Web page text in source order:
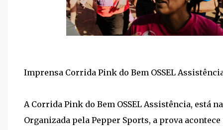
Imprensa Corrida Pink do Bem OSSEL
A Corrida Pink do Bem OSSEL Assistência, está
Organizada pela Pepper Sports, a prova